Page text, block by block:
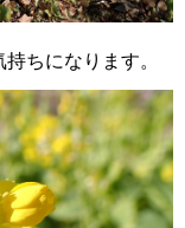
ちになります。